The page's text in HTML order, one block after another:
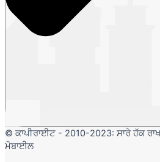
© ਕਾਪੀਰਾਈਟ - 2010-2023: ਸਾਰੇ ਹੱਕ
ਮੋਬਾਈਲ